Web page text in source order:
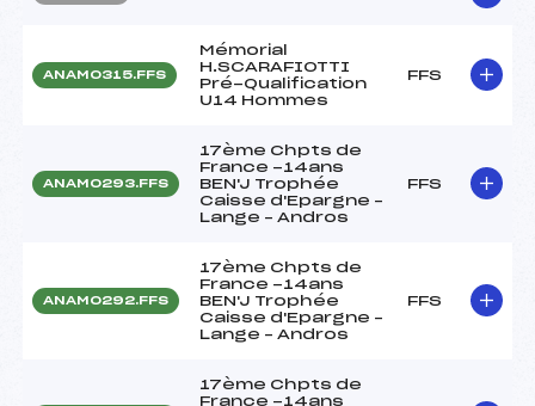
ANAM0315.FFS
Mémorial
H.SCARAFIOTTI
Pré-Qualification
U14 Hommes
FFS
ANAM0293.FFS
17ème Chpts de
France -14ans
BEN'J Trophée
Caisse d'Epargne –
Lange – Andros
FFS
ANAM0292.FFS
17ème Chpts de
France -14ans
BEN'J Trophée
Caisse d'Epargne –
Lange – Andros
FFS
17ème Chpts de
France -14ans